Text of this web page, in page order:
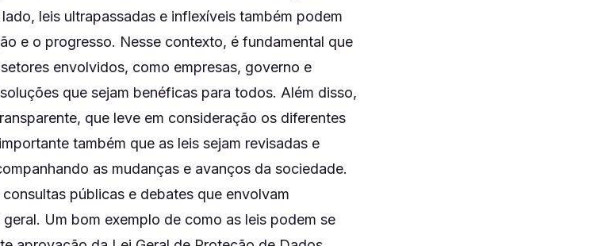
leis ultrapassadas e inflexíveis também podem
e o progresso. Nesse contexto, é fundamental que
envolvidos, como empresas, governo e
que sejam benéficas para todos. Além disso,
que leve em consideração os diferentes
também que as leis sejam revisadas e
as mudanças e avanços da sociedade.
públicas e debates que envolvam
Um bom exemplo de como as leis podem se